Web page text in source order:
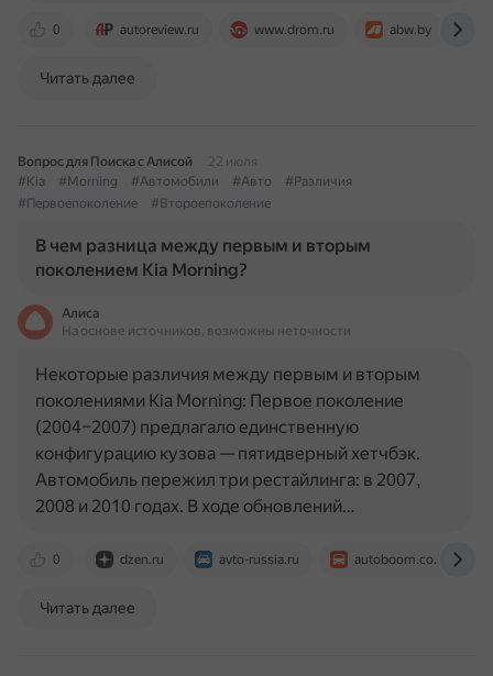
0 autoreview.ru www.drom.ru abw.by
Читать далее
Вопрос для Поиска с Алисой
22 июля
#Kia
#Morning #Автомобили #Авто
#Различия
#Первоепоколение
#Второепоколение
В чем разница между первым и вторым
поколением Kia Morning?
Алиса
На основе источников, возможны неточности
0 dzen.ru avto-russia.ru autoboom.co.il
Некоторые различия между первым и вторым
поколениями Kia Morning: Первое поколение
(2004–2007) предлагало единственную
конфигурацию кузова — пятидверный хетчбэк.
Автомобиль пережил три рестайлинга: в 2007,
2008 и 2010 годах. В ходе обновлений…
Читать далее